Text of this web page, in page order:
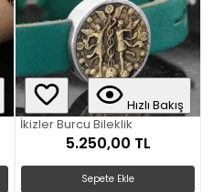
Hızlı Bakış
İkizler Burcu Bileklik
5.250,00 TL
Sepete Ekle